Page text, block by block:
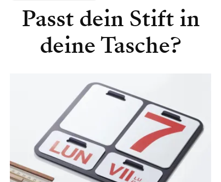
Passt dein Stift in
deine Tasche?